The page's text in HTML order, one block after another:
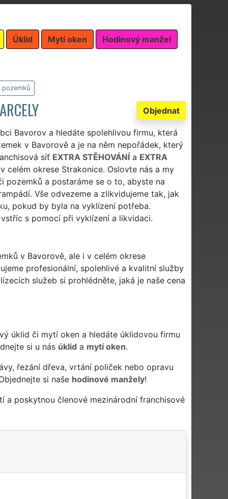
Úklid Mytí oken Hodinový manžel
pozemků
Objednat
Bavorov a hledáte spolehlivou firmu, která
v Bavorově a je na něm nepořádek, který
síť EXTRA STĚHOVÁNÍa EXTRA
celém okrese Strakonice. Oslovte nás a my
pozemků a postaráme se o to, abyste na
Vše odvezeme a zlikvidujeme tak, jak
pokud by byla na vyklízení potřeba.
s pomocí při vyklízení a likvidaci.
v Bavorově, ale i v celém okrese
profesionální, spolehlivé a kvalitní služby
služeb si prohlédněte, jaká je naše cena
úklid či mytí oken a hledáte úklidovou firmu
si u nás úklid a mytí oken.
řezání dřeva, vrtání poliček nebo opravu
si naše hodinové manžely!
a poskytnou členové mezinárodní franchisové